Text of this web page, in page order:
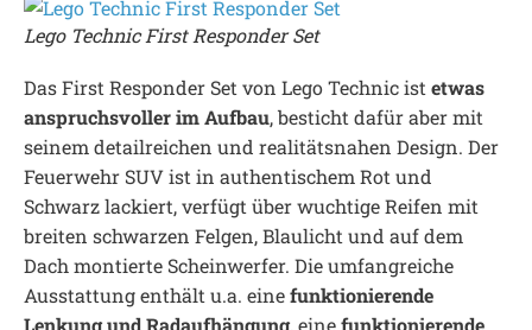
Lego Technic First Responder Set
Das First Responder Set von Lego Technic ist etwas
anspruchsvoller im Aufbau, besticht dafür aber mit
seinem detailreichen und realitätsnahen Design. Der
Feuerwehr SUV ist in authentischem Rot und
Schwarz lackiert, verfügt über wuchtige Reifen mit
breiten schwarzen Felgen, Blaulicht und auf dem
Dach montierte Scheinwerfer. Die umfangreiche
Ausstattung enthält u.a. einefunktionierende
Lenkung und Radaufhängung, einefunktionierende